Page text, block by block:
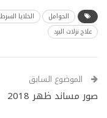
الحوامل الخلايا
علاج نزلات البرد
الموضوع السابق
صور مساند ظهر 2018